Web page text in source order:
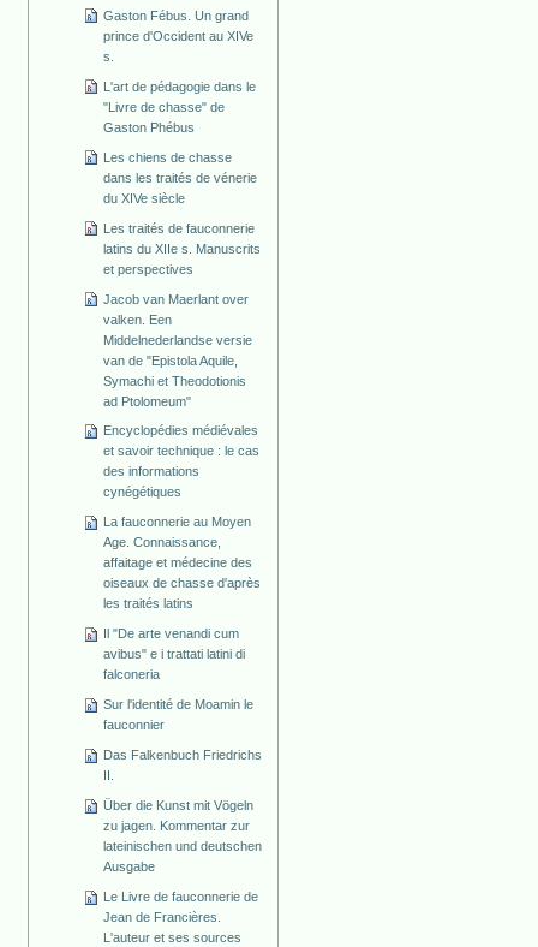
Gaston Fébus. Un grand
prince d'Occident au XIVe
s.
L'art de pédagogie dans le
"Livre de chasse" de
Gaston Phébus
Les chiens de chasse
dans les traités de vénerie
du XIVe siècle
Les traités de fauconnerie
latins du XIIe s. Manuscrits
et perspectives
Jacob van Maerlant over
valken. Een
Middelnederlandse versie
van de "Epistola Aquile,
Symachi et Theodotionis
ad Ptolomeum"
Encyclopédies médiévales
et savoir technique : le cas
des informations
cynégétiques
La fauconnerie au Moyen
Age. Connaissance,
affaitage et médecine des
oiseaux de chasse d'après
les traités latins
Il "De arte venandi cum
avibus" e i trattati latini di
falconeria
Sur l'identité de Moamin le
fauconnier
Das Falkenbuch Friedrichs
Über die Kunst mit Vögeln
zu jagen. Kommentar zur
lateinischen und deutschen
Ausgabe
Le Livre de fauconnerie de
Jean de Francières.
L'auteur et ses sources